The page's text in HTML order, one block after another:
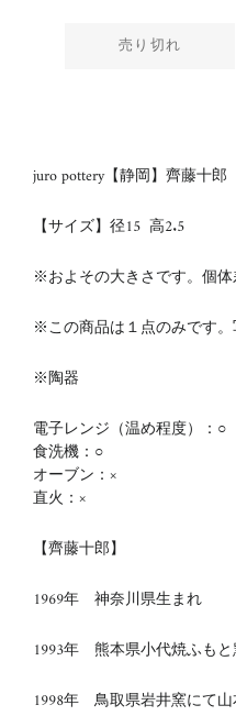
売り切れ
juro pottery【静岡】齊藤十
【サイズ】径15 高2.5
※およその大きさです。個体
※この商品は１点のみです。
※陶器
電子レンジ（温め程度）：○
食洗機：○
オーブン：×
直火：×
【齊藤十郎】
1969年 神奈川県生まれ
1993年 熊本県小代焼ふも
1998年 鳥取県岩井窯にて